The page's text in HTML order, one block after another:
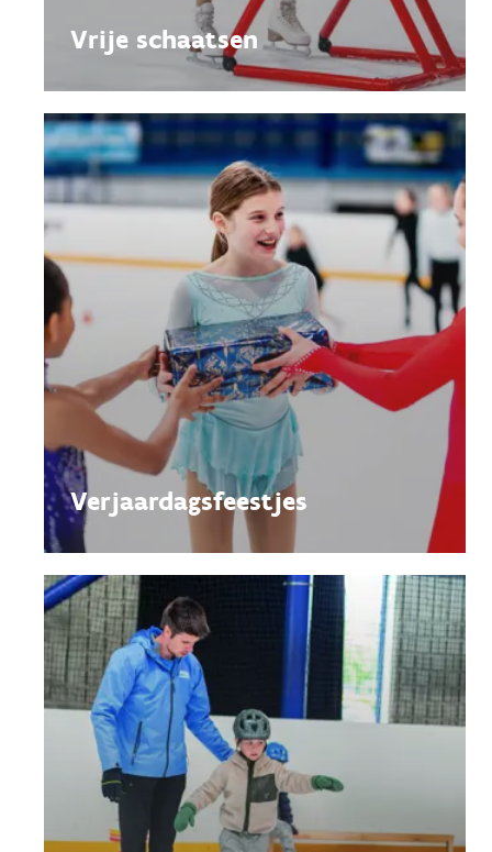
Vrije schaatsen
Verjaardagsfeestjes